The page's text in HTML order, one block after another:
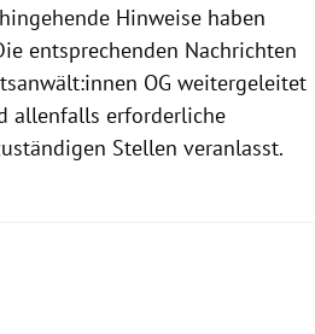
Hinweise haben
entsprechenden Nachrichten
OG weitergeleitet
allenfalls erforderliche
Stellen veranlasst.